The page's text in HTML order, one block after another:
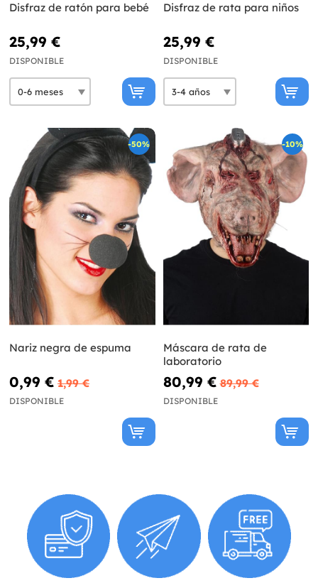
Disfraz de ratón para bebé
25,99 €
DISPONIBLE
Disfraz de rata para niños
25,99 €
DISPONIBLE
-50%
Nariz negra de espuma
0,99 € 1,99 €
DISPONIBLE
-10%
Máscara de rata de
laboratorio
80,99 € 89,99 €
DISPONIBLE